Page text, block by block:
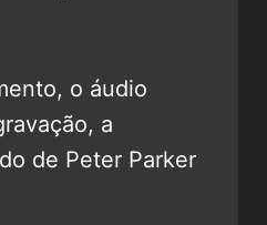
o áudio
a
de Peter Parker